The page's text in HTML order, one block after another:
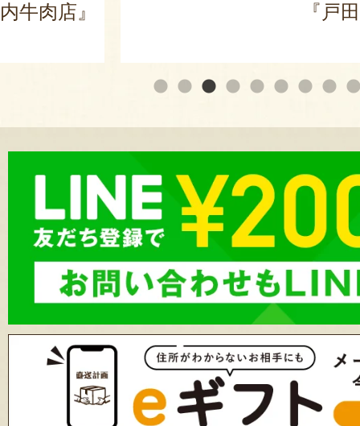
牛肉店』
『戸